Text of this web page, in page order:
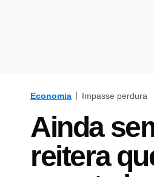
Economia Impasse perdura
Ainda
reitera